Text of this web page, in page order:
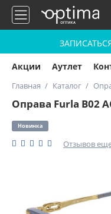
Акции Аутлет
Главная Каталог
Оправа Furla B02
Новинка
Отзывов